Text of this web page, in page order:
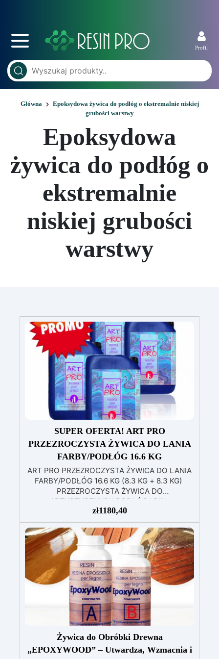
Profil
Główna
Epoksydowa żywica do podłóg o ekstremalnie niskiej
grubości warstwy
Epoksydowa
żywica do podłóg o
ekstremalnie
niskiej grubości
warstwy
SUPER OFERTA! ART PRO
PRZEZROCZYSTA ŻYWICA DO LANIA
FARBY/PODŁÓG 16.6 KG
ART PRO PRZEZROCZYSTA ŻYWICA DO LANIA
FARBY/PODŁÓG 16.6 KG (8.3 KG + 8.3 KG)
PRZEZROCZYSTA ŻYWICA DO
ARTYSTYCZNYCH PODŁÓG I DIY
Wysokowydajna przezroczysta żywica to
dwuskładnikowy produkt przeznaczony do
artystycznych podłóg oraz do projektów DIY.
Oryginalna formuła „ART PRO” zapewnia
długotrwałe gładkie i błyszczące wykończenie
najwyższej jakości. Nasze najlepiej sprzedające
się rozwiązanie podłogowe charakteryzuje się
doskonałą odpornością na duży ruch pieszy i
samochodowy. Idealna zarówno dla
majsterkowiczów / użytkowników domowych,
jak i dla użytkowników przemysłowych. Łatwa w
aplikacji, powierzchnia nadaje się do
ponownego użytku w ciągu 24 godzin.
Przezroczysty, samopoziomujący, odporny na
promieniowanie UV system epoksydowy, który
zł1180,40
Żywica do Obróbki Drewna
„EPOXYWOOD” – Utwardza, Wzmacnia i